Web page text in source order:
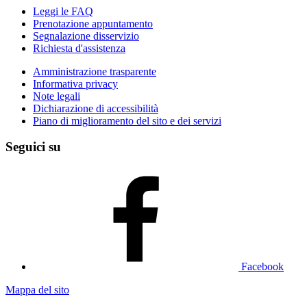
Leggi le FAQ
Prenotazione appuntamento
Segnalazione disservizio
Richiesta d'assistenza
Amministrazione trasparente
Informativa privacy
Note legali
Dichiarazione di accessibilità
Piano di miglioramento del sito e dei servizi
Seguici su
Facebook
Mappa del sito